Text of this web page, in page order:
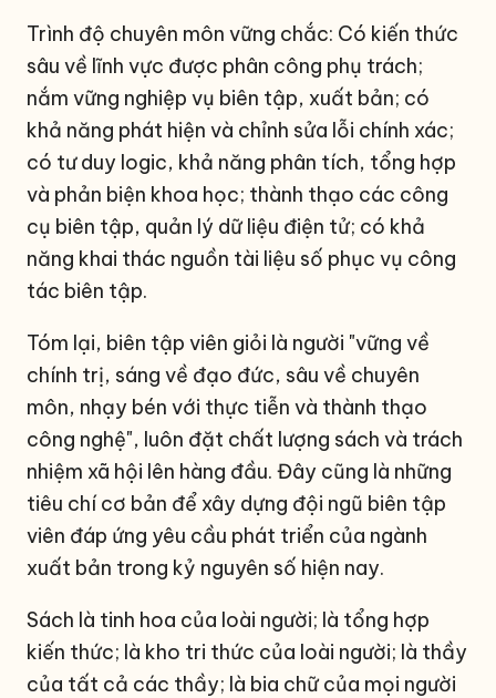
Trình độ chuyên môn vững chắc: Có kiến thức
sâu về lĩnh vực được phân công phụ trách;
nắm vững nghiệp vụ biên tập, xuất bản; có
khả năng phát hiện và chỉnh sửa lỗi chính xác;
có tư duy logic, khả năng phân tích, tổng hợp
và phản biện khoa học; thành thạo các công
cụ biên tập, quản lý dữ liệu điện tử; có khả
năng khai thác nguồn tài liệu số phục vụ công
tác biên tập.
Tóm lại, biên tập viên giỏi là người "vững về
chính trị, sáng về đạo đức, sâu về chuyên
môn, nhạy bén với thực tiễn và thành thạo
công nghệ", luôn đặt chất lượng sách và trách
nhiệm xã hội lên hàng đầu. Đây cũng là những
tiêu chí cơ bản để xây dựng đội ngũ biên tập
viên đáp ứng yêu cầu phát triển của ngành
xuất bản trong kỷ nguyên số hiện nay.
Sách là tinh hoa của loài người; là tổng hợp
kiến thức; là kho tri thức của loài người; là thầy
của tất cả các thầy; là bia chữ của mọi người